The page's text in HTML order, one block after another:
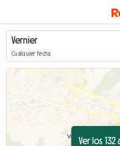
Cualquier fecha
Ver los